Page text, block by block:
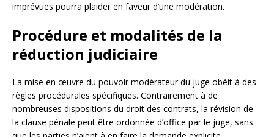
imprévues pourra plaider en faveur d’une modération.
Procédure et modalités de la
réduction judiciaire
La mise en œuvre du pouvoir modérateur du juge obéit à des
règles procédurales spécifiques. Contrairement à de
nombreuses dispositions du droit des contrats, la révision de
la clause pénale peut être ordonnée d’office par le juge, sans